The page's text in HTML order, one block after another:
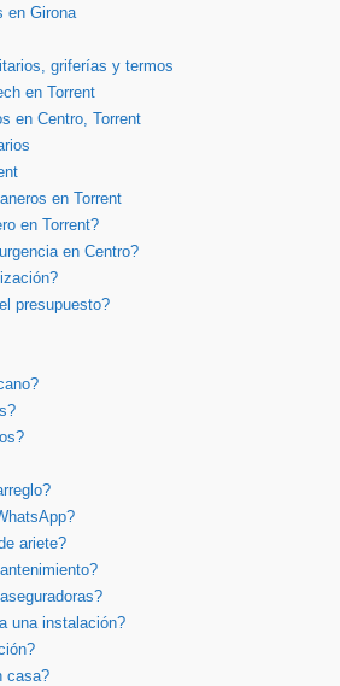
en Girona
griferías y termos
en Torrent
en Centro, Torrent
en Torrent
en Torrent?
en Centro?
presupuesto?
ariete?
una instalación?
casa?